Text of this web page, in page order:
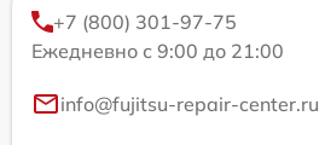
+7 (800) 301-97-75
Ежедневно с 9:00 до 21:00
info@fujitsu-repair-center.ru